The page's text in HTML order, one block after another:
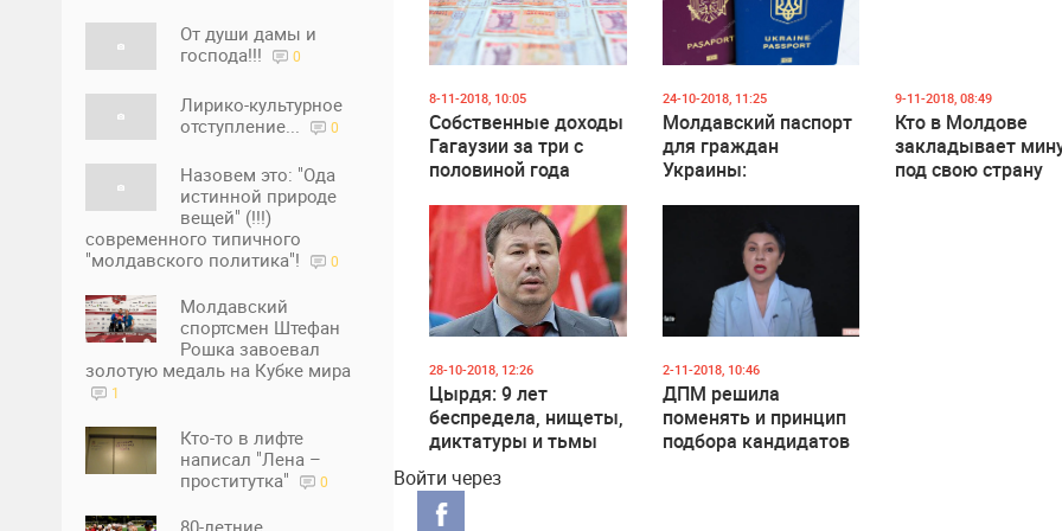
От души дамы и
господа!!!
0
Лирико-культурное
отступление...
0
Назовем это: "Ода
истинной природе
вещей" (!!!)
современного типичного
"молдавского политика"!
0
Молдавский
спортсмен Штефан
Рошка завоевал
золотую медаль на Кубке мира
1
Кто-то в лифте
написал "Лена –
проститутка"
0
8-11-2018, 10:05
Собственные доходы
Гагаузии за три с
половиной года
24-10-2018, 11:25
Молдавский паспорт
для граждан
Украины:
9-11-2018, 08:49
Кто в Молдове
закладывает
под свою страну
28-10-2018, 12:26
Цырдя: 9 лет
беспредела, нищеты,
диктатуры и тьмы
достижение
2-11-2018, 10:46
ДПМ решила
поменять и принцип
подбора кандидатов
Войти через